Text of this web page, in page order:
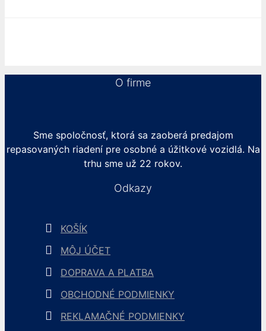
O firme
Sme spoločnosť, ktorá sa zaoberá predajom
repasovaných riadení pre osobné a úžitkové vozidlá. Na
trhu sme už 22 rokov.
Odkazy
KOŠÍK
MÔJ ÚČET
DOPRAVA A PLATBA
OBCHODNÉ PODMIENKY
REKLAMAČNÉ PODMIENKY